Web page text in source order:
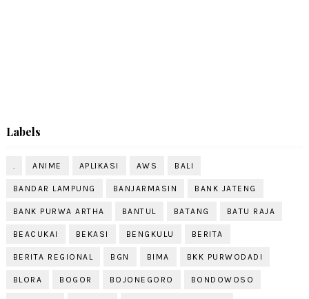
Labels
ANIME APLIKASI AWS BALI
BANDAR LAMPUNG BANJARMASIN BANK JATENG
BANK PURWA ARTHA BANTUL BATANG BATU RAJA
BEACUKAI BEKASI BENGKULU BERITA
BERITA REGIONAL BGN BIMA BKK PURWODADI
BLORA BOGOR BOJONEGORO BONDOWOSO